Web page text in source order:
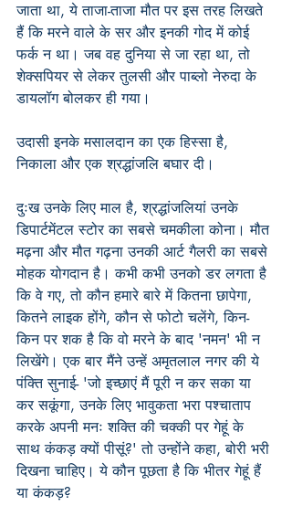
जाता था, ये ताजा-ताजा मौत पर इस तरह लिखते
हैं कि मरने वाले के सर और इनकी गोद में कोई
फर्क न था। जब वह दुनिया से जा रहा था, तो
शेक्सपियर से लेकर तुलसी और पाब्लो नेरुदा के
डायलॉग बोलकर ही गया।
उदासी इनके मसालदान का एक हिस्सा है,
निकाला और एक श्रद्धांजलि बघार दी।
दुःख उनके लिए माल है, श्रद्धांजलियां उनके
डिपार्टमेंटल स्टोर का सबसे चमकीला कोना। मौत
मढ़ना और मौत गढ़ना उनकी आर्ट गैलरी का सबसे
मोहक योगदान है। कभी कभी उनको डर लगता है
कि वे गए, तो कौन हमारे बारे में कितना छापेगा,
कितने लाइक होंगे, कौन से फोटो चलेंगे, किन-
किन पर शक है कि वो मरने के बाद 'नमन' भी न
लिखेंगे। एक बार मैंने उन्हें अमृतलाल नगर की ये
पंक्ति सुनाई- 'जो इच्छाएं मैं पूरी न कर सका या
कर सकूंगा, उनके लिए भावुकता भरा पश्चाताप
करके अपनी मनः शक्ति की चक्की पर गेहूं के
साथ कंकड़ क्यों पीसूं?' तो उन्होंने कहा, बोरी भरी
दिखना चाहिए। ये कौन पूछता है कि भीतर गेहूं हैं
या कंकड़?